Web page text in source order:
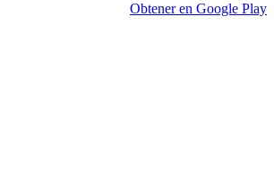
Obtener en Google Play